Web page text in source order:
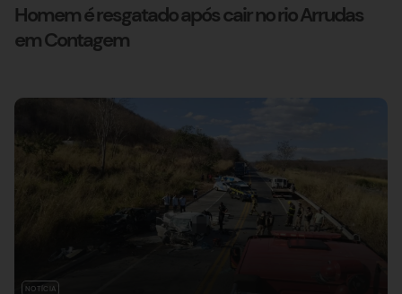
Homem é resgatado após cair no rio Arrudas
em Contagem
NOTÍCIA